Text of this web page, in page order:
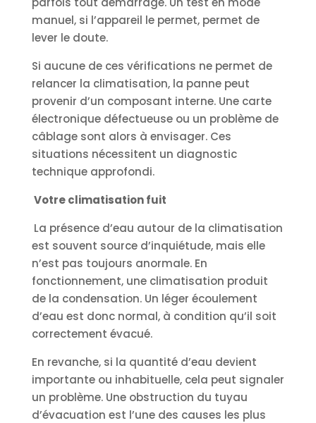
manuel, si l’appareil le permet, permet de
lever le doute.
Si aucune de ces vérifications ne permet de
relancer la climatisation, la panne peut
provenir d’un composant interne. Une carte
électronique défectueuse ou un problème de
câblage sont alors à envisager. Ces
situations nécessitent un diagnostic
technique approfondi.
Votre climatisation fuit
La présence d’eau autour de la climatisation
est souvent source d’inquiétude, mais elle
n’est pas toujours anormale. En
fonctionnement, une climatisation produit
de la condensation. Un léger écoulement
d’eau est donc normal, à condition qu’il soit
correctement évacué.
En revanche, si la quantité d’eau devient
importante ou inhabituelle, cela peut signaler
un problème. Une obstruction du tuyau
d’évacuation est l’une des causes les plus